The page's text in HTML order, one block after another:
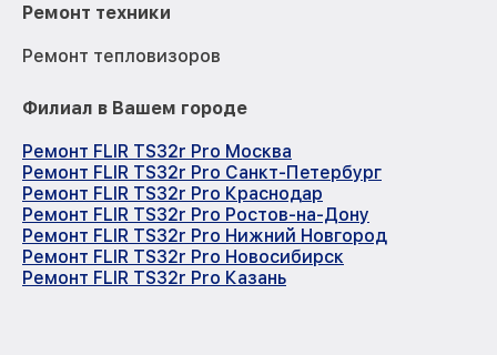
Ремонт техники
Ремонт тепловизоров
Филиал в Вашем городе
Ремонт FLIR TS32r Pro Москва
Ремонт FLIR TS32r Pro Санкт-Петербург
Ремонт FLIR TS32r Pro Краснодар
Ремонт FLIR TS32r Pro Ростов-на-Дону
Ремонт FLIR TS32r Pro Нижний Новгород
Ремонт FLIR TS32r Pro Новосибирск
Ремонт FLIR TS32r Pro Казань